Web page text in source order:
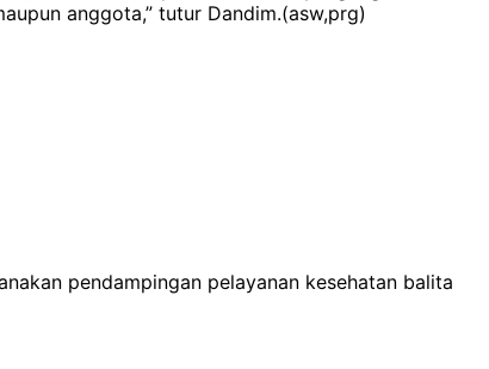
anggota,” tutur Dandim.(asw,prg)
pendampingan pelayanan kesehatan balita